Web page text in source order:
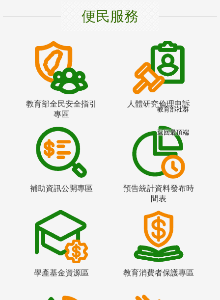
便民服務
教育部全民安全指引
專區
人體研究倫理申訴
補助資訊公開專區
預告統計資料發布時
間表
學產基金資源區 教育消費者保護專區
教育部社群
返回最頂端